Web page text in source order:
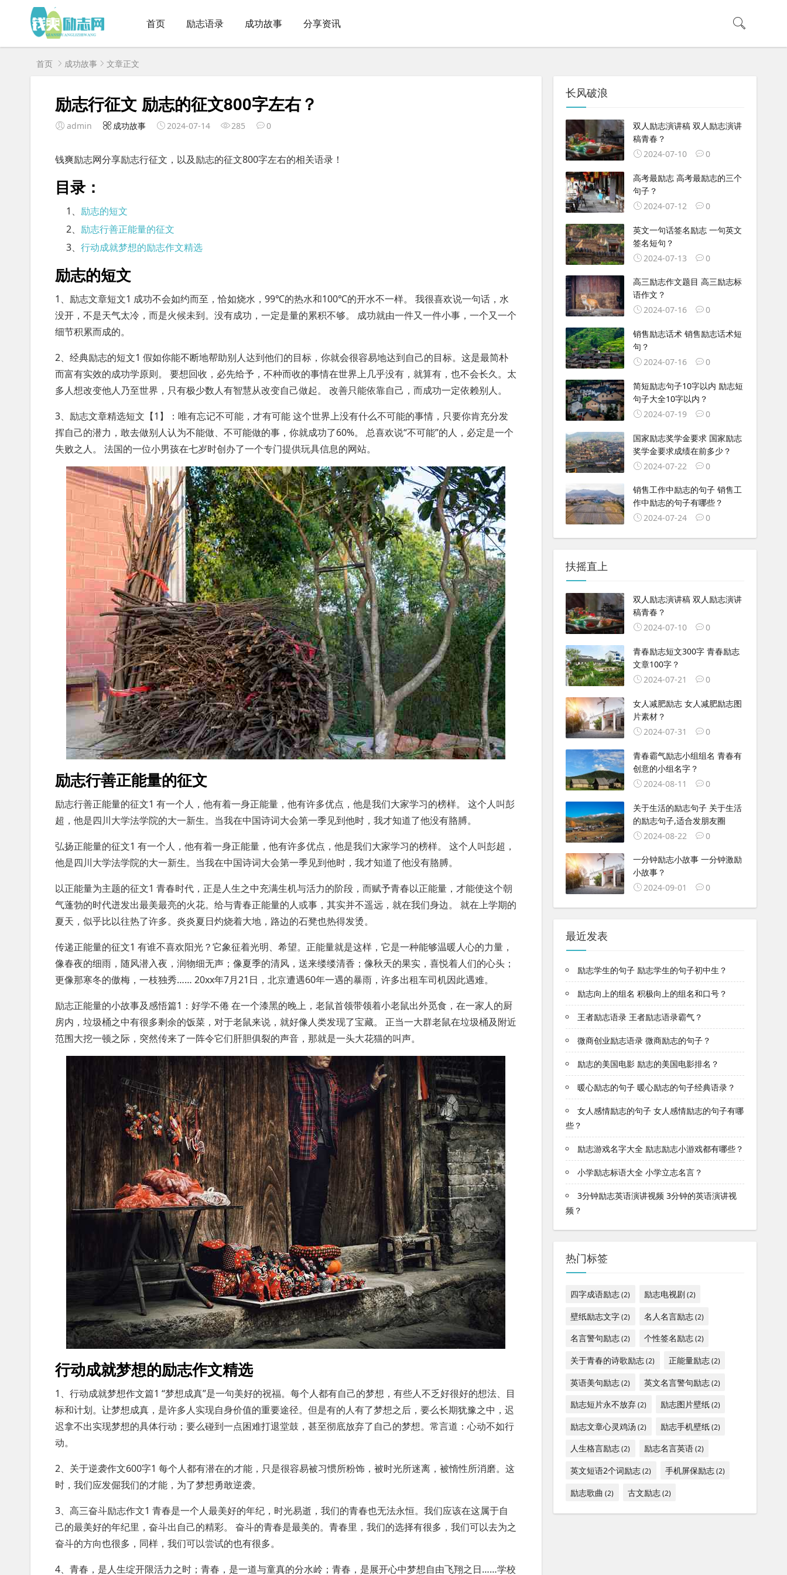
首页 励志语录 成功故事 分享资讯
首页 成功故事 文章正文
励志行征文 励志的征文800字左右？
admin 成功故事 2024-07-14 285 0
钱爽励志网分享励志行征文，以及励志的征文800字左右的相关语录！
目录：
1、 励志的短文
2、 励志行善正能量的征文
3、行动成就梦想的励志作文精选
励志的短文
1、励志文章短文1 成功不会如约而至，恰如烧水，99℃的热水和100℃的开水不一样。 我很喜欢说一句话，水
没开，不是天气太冷，而是火候未到。没有成功，一定是量的累积不够。 成功就由一件又一件小事，一个又一个
细节积累而成的。
2、经典励志的短文1 假如你能不断地帮助别人达到他们的目标，你就会很容易地达到自己的目标。这是最简朴
而富有实效的成功学原则。 要想回收，必先给予，不种而收的事情在世界上几乎没有，就算有，也不会长久。太
多人想改变他人乃至世界，只有极少数人有智慧从改变自己做起。 改善只能依靠自己，而成功一定依赖别人。
3、励志文章精选短文【1】：唯有忘记不可能，才有可能 这个世界上没有什么不可能的事情，只要你肯充分发
挥自己的潜力，敢去做别人认为不能做、不可能做的事，你就成功了60%。 总喜欢说“不可能”的人，必定是一个
失败之人。 法国的一位小男孩在七岁时创办了一个专门提供玩具信息的网站。
励志行善正能量的征文
励志行善正能量的征文1 有一个人，他有着一身正能量，他有许多优点，他是我们大家学习的榜样。 这个人叫彭
超，他是四川大学法学院的大一新生。当我在中国诗词大会第一季见到他时，我才知道了他没有胳膊。
弘扬正能量的征文1 有一个人，他有着一身正能量，他有许多优点，他是我们大家学习的榜样。 这个人叫彭超，
他是四川大学法学院的大一新生。当我在中国诗词大会第一季见到他时，我才知道了他没有胳膊。
以正能量为主题的征文1 青春时代，正是人生之中充满生机与活力的阶段，而赋予青春以正能量，才能使这个朝
气蓬勃的时代迸发出最美最亮的火花。给与青春正能量的人或事，其实并不遥远，就在我们身边。 就在上学期的
夏天，似乎比以往热了许多。炎炎夏日灼烧着大地，路边的石凳也热得发烫。
传递正能量的征文1 有谁不喜欢阳光？它象征着光明、希望。正能量就是这样，它是一种能够温暖人心的力量，
像春夜的细雨，随风潜入夜，润物细无声；像夏季的清风，送来缕缕清香；像秋天的果实，喜悦着人们的心头；
更像那寒冬的傲梅，一枝独秀…… 20xx年7月21日，北京遭遇60年一遇的暴雨，许多出租车司机因此遇难。
励志正能量的小故事及感悟篇1：好学不倦 在一个漆黑的晚上，老鼠首领带领着小老鼠出外觅食，在一家人的厨
房内，垃圾桶之中有很多剩余的饭菜，对于老鼠来说，就好像人类发现了宝藏。 正当一大群老鼠在垃圾桶及附近
范围大挖一顿之际，突然传来了一阵令它们肝胆俱裂的声音，那就是一头大花猫的叫声。
行动成就梦想的励志作文精选
1、行动成就梦想作文篇1 “梦想成真”是一句美好的祝福。每个人都有自己的梦想，有些人不乏好很好的想法、目
标和计划。让梦想成真，是许多人实现自身价值的重要途径。但是有的人有了梦想之后，要么长期犹豫之中，迟
迟拿不出实现梦想的具体行动；要么碰到一点困难打退堂鼓，甚至彻底放弃了自己的梦想。常言道：心动不如行
动。
2、关于逆袭作文600字1 每个人都有潜在的才能，只是很容易被习惯所粉饰，被时光所迷离，被惰性所消磨。这
时，我们应发倔我们的才能，为了梦想勇敢逆袭。
3、高三奋斗励志作文1 青春是一个人最美好的年纪，时光易逝，我们的青春也无法永恒。我们应该在这属于自
己的最美好的年纪里，奋斗出自己的精彩。 奋斗的青春是最美的。青春里，我们的选择有很多，我们可以去为之
奋斗的方向也很多，同样，我们可以尝试的也有很多。
4、青春，是人生绽开限活力之时；青春，是一道与童真的分水岭；青春，是展开心中梦想自由飞翔之日……学校
长风破浪
双人励志演讲稿 双人励志演讲
稿青春？
2024-07-10
0
高考最励志 高考最励志的三个
句子？
2024-07-12
0
英文一句话签名励志 一句英文
签名短句？
2024-07-13
0
高三励志作文题目 高三励志标
语作文？
2024-07-16
0
销售励志话术 销售励志话术短
句？
2024-07-16
0
简短励志句子10字以内 励志短
句子大全10字以内？
2024-07-19
0
国家励志奖学金要求 国家励志
奖学金要求成绩在前多少？
2024-07-22
0
销售工作中励志的句子 销售工
作中励志的句子有哪些？
2024-07-24
0
扶摇直上
双人励志演讲稿 双人励志演讲
稿青春？
2024-07-10
0
青春励志短文300字 青春励志
文章100字？
2024-07-21
0
女人减肥励志 女人减肥励志图
片素材？
2024-07-31
0
青春霸气励志小组组名 青春有
创意的小组名字？
2024-08-11
0
关于生活的励志句子 关于生活
的励志句子,适合发朋友圈
2024-08-22
0
一分钟励志小故事 一分钟激励
小故事？
2024-09-01
0
最近发表
励志学生的句子 励志学生的句子初中生？
励志向上的组名 积极向上的组名和口号？
王者励志语录 王者励志语录霸气？
微商创业励志语录 微商励志的句子？
励志的美国电影 励志的美国电影排名？
暖心励志的句子 暖心励志的句子经典语录？
女人感情励志的句子 女人感情励志的句子有哪
些？
励志游戏名字大全 励志励志小游戏都有哪些？
小学励志标语大全 小学立志名言？
3分钟励志英语演讲视频 3分钟的英语演讲视
频？
热门标签
四字成语励志(2) 励志电视剧(2)
壁纸励志文字(2) 名人名言励志(2)
名言警句励志(2) 个性签名励志(2)
关于青春的诗歌励志(2) 正能量励志(2)
英语美句励志(2) 英文名言警句励志(2)
励志短片永不放弃(2) 励志图片壁纸(2)
励志文章心灵鸡汤 (2) 励志手机壁纸(2)
人生格言励志(2) 励志名言英语(2)
英文短语2个词励志(2) 手机屏保励志(2)
励志歌曲 (2) 古文励志(2)